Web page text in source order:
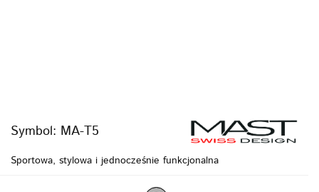
Symbol: MA-T5
Sportowa, stylowa i jednocześnie funkcjonalna